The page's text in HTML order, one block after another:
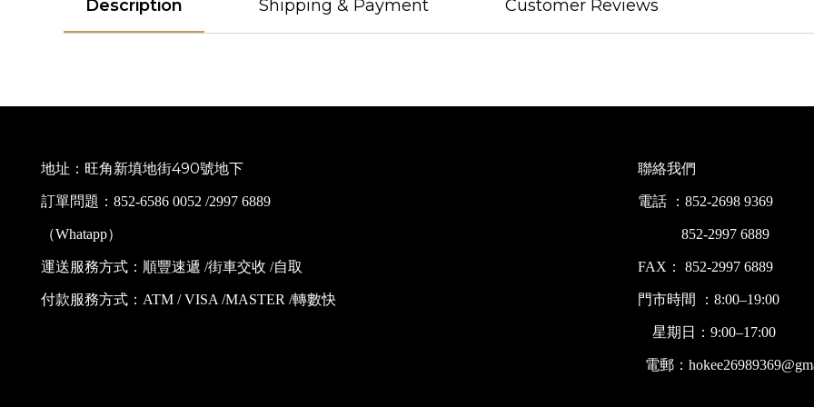
Description Shipping & Payment Customer Reviews
地址：旺角新填地街490號地下
訂單問題：852-6586 0052 /2997 6889
（Whatapp）
運送服務方式：順豐速遞 /街車交收 /自取
付款服務方式：ATM / VISA /MASTER /轉數快
聯絡我們
電話 ：852-2698 9369
852-2997 6889
FAX： 852-2997 6889
門市時間 ：8:00–19:00
星期日：9:00–17:00
電郵：